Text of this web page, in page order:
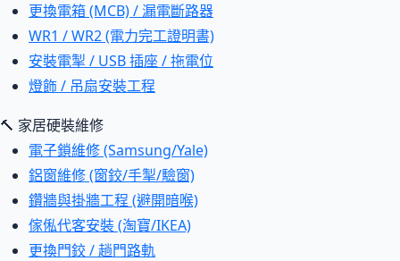
更換電箱 (MCB) / 漏電斷路器
WR1 / WR2 (電力完工證明書)
安裝電掣 / USB 插座 / 拖電位
燈飾 / 吊扇安裝工程
🔨 家居硬裝維修
電子鎖維修 (Samsung/Yale)
鋁窗維修 (窗鉸/手掣/驗窗)
鑽牆與掛牆工程 (避開暗喉)
傢俬代客安裝 (淘寶/IKEA)
更換門鉸 / 趟門路軌